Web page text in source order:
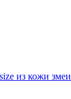
из кожи змеи